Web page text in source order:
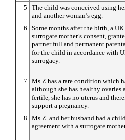
5
The child was conceived using
and another woman’s egg.
6
Some months after the birth, a
surrogate mother’s consent,
partner full and permanent
for the child in accordance with
surrogacy.
7
Ms Z.has a rare condition which
although she has healthy ovaries
fertile, she has no uterus and
support a pregnancy.
8
Ms Z. and her husband had a
agreement with a surrogate